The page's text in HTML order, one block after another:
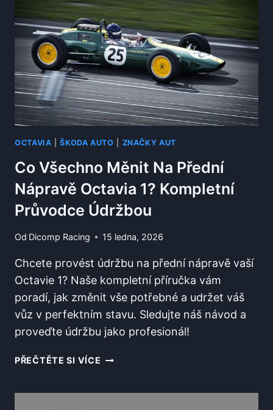
OCTAVIA?
DŮLEŽITÉ
INFORMACE
PRO
MAJITELE
OCTAVIA |ŠKODA AUTO ZNAČKY AUT
Co Všechno Měnit Na Přední
Nápravě Octavia 1? Kompletní
Průvodce Údržbou
Od Dicomp Racing 15 ledna, 2026
Chcete provést údržbu na přední nápravě vaší
Octavie 1? Naše kompletní příručka vám
poradí, jak změnit vše potřebné a udržet váš
vůz v perfektním stavu. Sledujte náš návod a
proveďte údržbu jako profesionál!
PŘEČTĚTE SI VÍCE CO